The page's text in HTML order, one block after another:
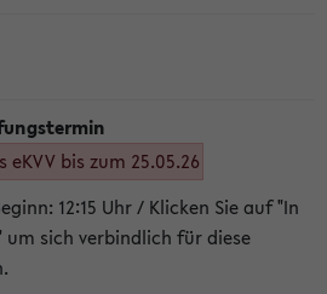
bis zum 25.05.26
12:15 Uhr / Klicken Sie auf "In
um sich verbindlich für diese